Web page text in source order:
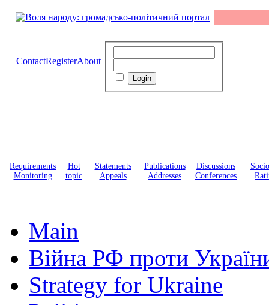
ContactRegisterAbout
Requirements
Monitoring
Hot
topic
Statements
Appeals
Publications
Addresses
Discussions
Conferences
Main
Війна РФ проти
Strategy for Ukraine